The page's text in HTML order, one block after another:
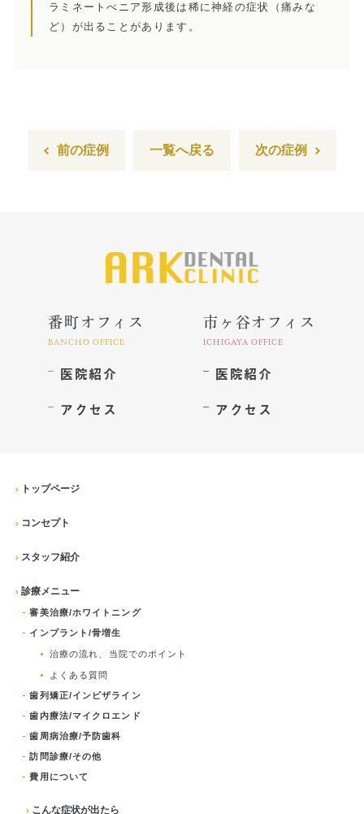
症例集
歯科用CT
症例集
マイクロスコープ歯科治療
歯周外科治療（再生療法）
かぶせもの、詰め物
ホワイトニング
顎関節治療
歯科用CT撮影
歯列矯正
ラミネートべニア形成後は稀に神経の症状（痛みな
ど）が出ることがあります。
前の症例 一覧へ戻る 次の症例
番町オフィス
BANCHO OFFICE
医院紹介
アクセス
市ヶ谷オフィス
ICHIGAYA OFFICE
医院紹介
アクセス
トップページ
コンセプト
スタッフ紹介
診療メニュー
審美治療/ホワイトニング
インプラント/骨増生
治療の流れ、当院でのポイント
よくある質問
歯列矯正/インビザライン
歯内療法/マイクロエンド
歯周病治療/予防歯科
訪問診療/その他
費用について
こんな症状が出たら